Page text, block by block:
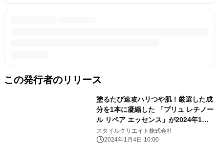
この発行者のリリース
塗るたび速攻ハリつや肌！厳選した成
分を1本に凝縮した 「プリュ レチノー
ル リペア エッセンス」が2024年1月5
日発売 ～新型レチノール・ナイアシ
ンアミド・ヒト型セラミド他配合～
スタイルクリエイト株式会社
2024年1月4日 10:00